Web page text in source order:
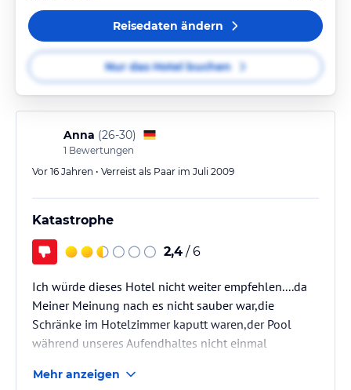
Reisedaten ändern
Nur das Hotel buchen
Anna (26-30)
1 Bewertungen
Vor 16 Jahren • Verreist als Paar im Juli 2009
Katastrophe
2,4 / 6
Ich würde dieses Hotel nicht weiter empfehlen....da
Meiner Meinung nach es nicht sauber war,die
Schränke im Hotelzimmer kaputt waren,der Pool
während unseres Aufendhaltes nicht einmal
war,die Betten,super hart und die Kissen
Mehr anzeigen